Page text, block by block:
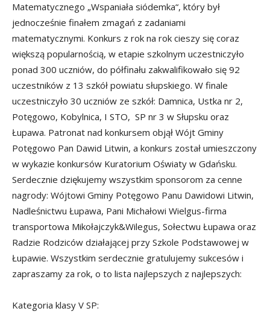
Matematycznego „Wspaniała siódemka“, który był
jednocześnie finałem zmagań z zadaniami
matematycznymi. Konkurs z rok na rok cieszy się coraz
większą popularnością, w etapie szkolnym uczestniczyło
ponad 300 uczniów, do półfinału zakwalifikowało się 92
uczestników z 13 szkół powiatu słupskiego. W finale
uczestniczyło 30 uczniów ze szkół: Damnica, Ustka nr 2,
Potęgowo, Kobylnica, I STO, SP nr 3 w Słupsku oraz
Łupawa. Patronat nad konkursem objął Wójt Gminy
Potęgowo Pan Dawid Litwin, a konkurs został umieszczony
w wykazie konkursów Kuratorium Oświaty w Gdańsku.
Serdecznie dziękujemy wszystkim sponsorom za cenne
nagrody: Wójtowi Gminy Potęgowo Panu Dawidowi Litwin,
Nadleśnictwu Łupawa, Pani Michałowi Wielgus-firma
transportowa Mikołajczyk&Wilegus, Sołectwu Łupawa oraz
Radzie Rodziców działającej przy Szkole Podstawowej w
Łupawie. Wszystkim serdecznie gratulujemy sukcesów i
zapraszamy za rok, o to lista najlepszych z najlepszych:
Kategoria klasy V SP: